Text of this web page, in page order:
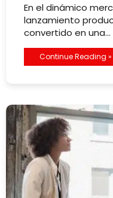
En el dinámico
lanzamiento
convertido en una…
Continue Reading »